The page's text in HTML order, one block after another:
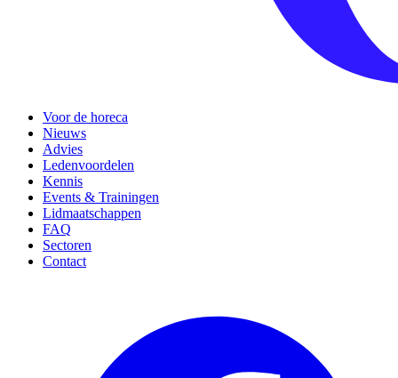
Voor de horeca
Nieuws
Advies
Ledenvoordelen
Kennis
Events & Trainingen
Lidmaatschappen
FAQ
Sectoren
Contact